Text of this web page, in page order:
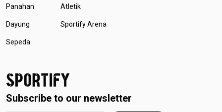
Panahan
Dayung
Sepeda
Atletik
Sportify Arena
Subscribe to our newsletter